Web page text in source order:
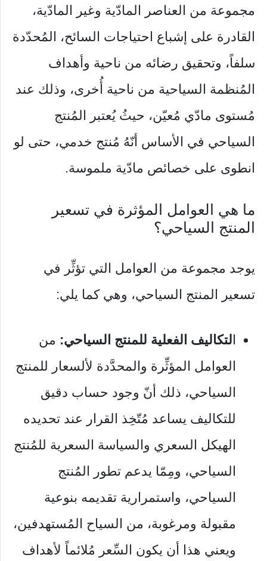
مجموعة من العناصر المادّية وغير المادّية،
القادرة على إشباع احتياجات السائح، المُحدّدة
سلفاً، وتحقيق رضائه من ناحية وأهداف
المُنظمة السياحية من ناحية أُخرى، وذلك عند
مُستوى مادّي مُعيّن، حيثُ يُعتبر المُنتج
السياحي في الأساس أنّهُ مُنتج خدمي، حتى لو
انطوى على خصائص مادّية ملموسة.
ما هي العوامل المؤثرة في تسعير
المنتج السياحي؟
يوجد مجموعة من العوامل التي تؤثِّر في
تسعير المنتج السياحي، وهي كما يلي:
التكاليف الفعلية للمنتج السياحي: من
العوامل المؤثِّرة والمحدَّدة لألسعار للمنتج
السياحي، ذلك أنّ وجود حساب دقيق
للتكاليف يساعد مُتّخِذ القرار عند تحديده
الهيكل السعري والسياسة السعرية للمُنتج
السياحي، ومِمّا يدعم تطور المُنتج
السياحي، واستمرارية تقديمه بنوعية
مقبولة ومرغوبة، من السياح المُستهدفين،
ويعني هذا أن يكون السِّعر مُلائماً لأهداف